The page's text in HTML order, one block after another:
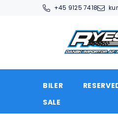
SPRING TIL INDHOLD
+45 9125 7418
BILER
SALE